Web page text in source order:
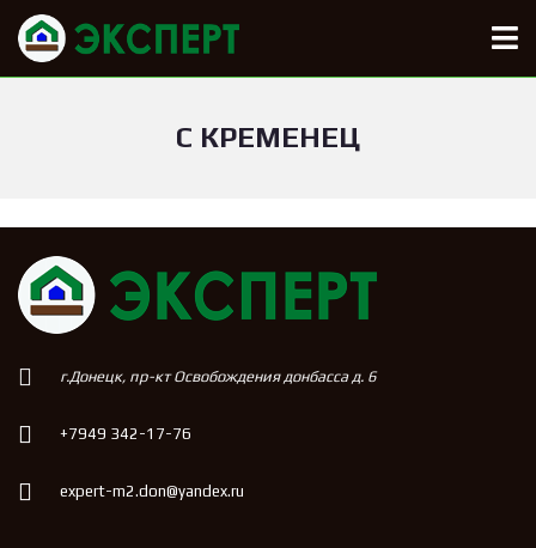
С КРЕМЕНЕЦ
г.Донецк, пр-кт Освобождения донбасса д. 6
+7949 342-17-76
expert-m2.don@yandex.ru